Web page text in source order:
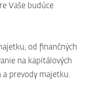
Vaše budúce
od finančných
na kapitálových
prevody majetku.